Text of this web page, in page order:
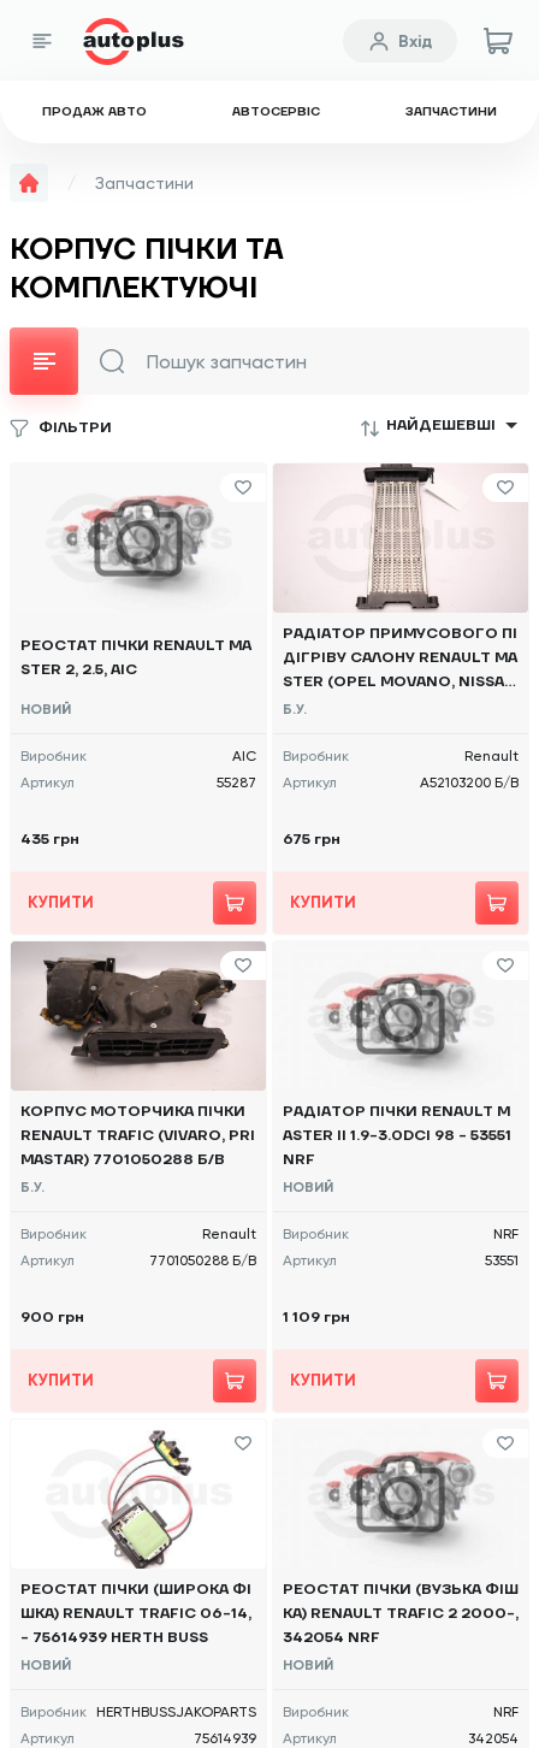
ПРОДАЖ АВТО АВТОСЕРВІС ЗАПЧАСТИНИ
Вхід
Запчастини
КОРПУС ПІЧКИ ТА
КОМПЛЕКТУЮЧІ
ФІЛЬТРИ НАЙДЕШЕВШІ
РЕОСТАТ ПІЧКИ RENAULT MA
STER 2, 2.5, AIC
НОВИЙ
Виробник
AIC
Артикул
55287
435 грн
КУПИТИ
РАДІАТОР ПРИМУСОВОГО ПІ
ДІГРІВУ САЛОНУ RENAULT MA
STER (OPEL MOVANO, NISSAN
NV400) 2010 -, A52103200 Б/
Б.У.
Виробник
Renault
Артикул
A52103200 Б/В
675 грн
КУПИТИ
КОРПУС МОТОРЧИКА ПІЧКИ
RENAULT TRAFIC (VIVARO, PRI
MASTAR) 7701050288 Б/В
Б.У.
Виробник
Renault
Артикул
7701050288 Б/В
900 грн
КУПИТИ
РАДІАТОР ПІЧКИ RENAULT M
ASTER II 1.9-3.0DCI 98 - 53551
NRF
НОВИЙ
Виробник
NRF
Артикул
53551
1 109 грн
КУПИТИ
РЕОСТАТ ПІЧКИ (ШИРОКА ФІ
ШКА) RENAULT TRAFIC 06-14,
- 75614939 HERTH BUSS
НОВИЙ
Виробник HERTHBUSSJAKOPARTS
Артикул
75614939
РЕОСТАТ ПІЧКИ (ВУЗЬКА ФІШ
КА) RENAULT TRAFIC 2 2000-,
342054 NRF
НОВИЙ
Виробник
NRF
Артикул
342054